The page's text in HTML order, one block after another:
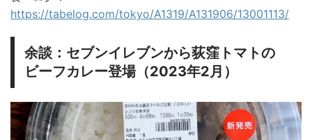
https://tabelog.com/tokyo/A1319/A131906/13001113/
余談：セブンイレブンから荻窪トマトの
ビーフカレー登場（2023年2月）